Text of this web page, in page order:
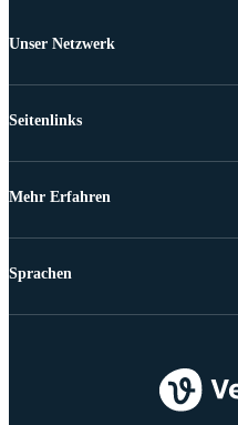
Unser Netzwerk
Seitenlinks
Mehr Erfahren
Sprachen